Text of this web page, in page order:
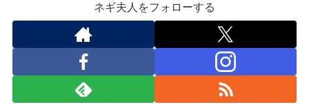
ネギ夫人をフォローする